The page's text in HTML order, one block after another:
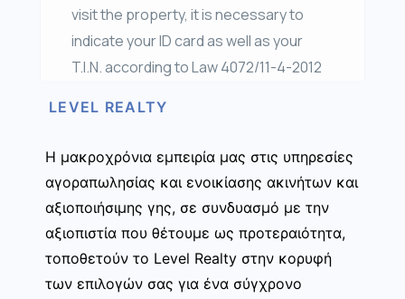
visit the property, it is necessary to
indicate your ID card as well as your
T.I.N. according to Law 4072/11-4-2012
LEVEL REALTY
Η μακροχρόνια εμπειρία μας στις υπηρεσίες
αγοραπωλησίας και ενοικίασης ακινήτων και
αξιοποιήσιμης γης, σε συνδυασμό με την
αξιοπιστία που θέτουμε ως προτεραιότητα,
τοποθετούν το Level Realty στην κορυφή
των επιλογών σας για ένα σύγχρονο